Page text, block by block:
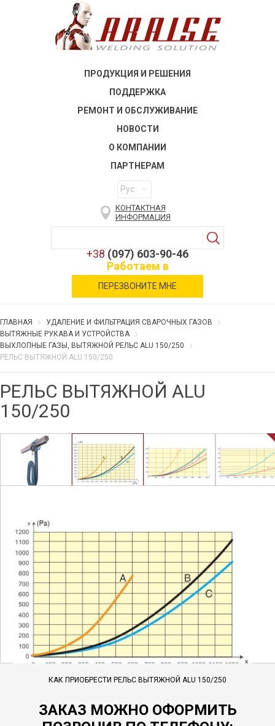
ПРОДУКЦИЯ И РЕШЕНИЯ
ПОДДЕРЖКА
РЕМОНТ И ОБСЛУЖИВАНИЕ
НОВОСТИ
О КОМПАНИИ
ПАРТНЕРАМ
Рус
КОНТАКТНАЯ
ИНФОРМАЦИЯ
+38 (097) 603-90-46
Работаем в
военное время
ПЕРЕЗВОНИТЕ МНЕ
ГЛАВНАЯ
УДАЛЕНИЕ И ФИЛЬТРАЦИЯ СВАРОЧНЫХ ГАЗОВ
ВЫТЯЖНЫЕ РУКАВА И УСТРОЙСТВА
ВЫХЛОПНЫЕ ГАЗЫ, ВЫТЯЖНОЙ РЕЛЬС ALU 150/250
РЕЛЬС ВЫТЯЖНОЙ ALU 150/250
РЕЛЬС ВЫТЯЖНОЙ ALU
150/250
КАК ПРИОБРЕСТИ РЕЛЬС ВЫТЯЖНОЙ ALU 150/250
ЗАКАЗ МОЖНО ОФОРМИТЬ